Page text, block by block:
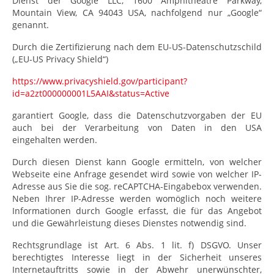
Mountain View, CA 94043 USA, nachfolgend nur „Google“
genannt.
Durch die Zertifizierung nach dem EU-US-Datenschutzschild
(„EU-US Privacy Shield“)
https://www.privacyshield.gov/participant?
id=a2zt000000001L5AAI&status=Active
garantiert Google, dass die Datenschutzvorgaben der EU
auch bei der Verarbeitung von Daten in den USA
eingehalten werden.
Durch diesen Dienst kann Google ermitteln, von welcher
Webseite eine Anfrage gesendet wird sowie von welcher IP-
Adresse aus Sie die sog. reCAPTCHA-Eingabebox verwenden.
Neben Ihrer IP-Adresse werden womöglich noch weitere
Informationen durch Google erfasst, die für das Angebot
und die Gewährleistung dieses Dienstes notwendig sind.
Rechtsgrundlage ist Art. 6 Abs. 1 lit. f) DSGVO. Unser
berechtigtes Interesse liegt in der Sicherheit unseres
Internetauftritts sowie in der Abwehr unerwünschter,